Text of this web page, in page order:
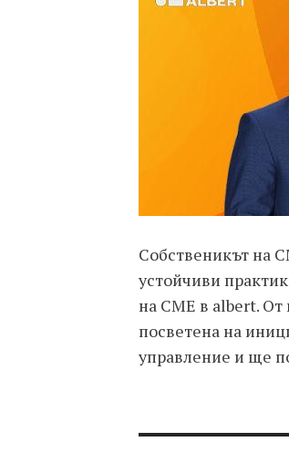
Собственикът на
устойчиви
на CME в albert.
посветена на
управление и ще